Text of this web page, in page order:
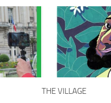
THE VILLAGE